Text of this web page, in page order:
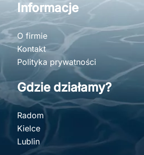
Informacje
O firmie
Kontakt
Polityka prywatności
Gdzie działamy?
Radom
Kielce
Lublin